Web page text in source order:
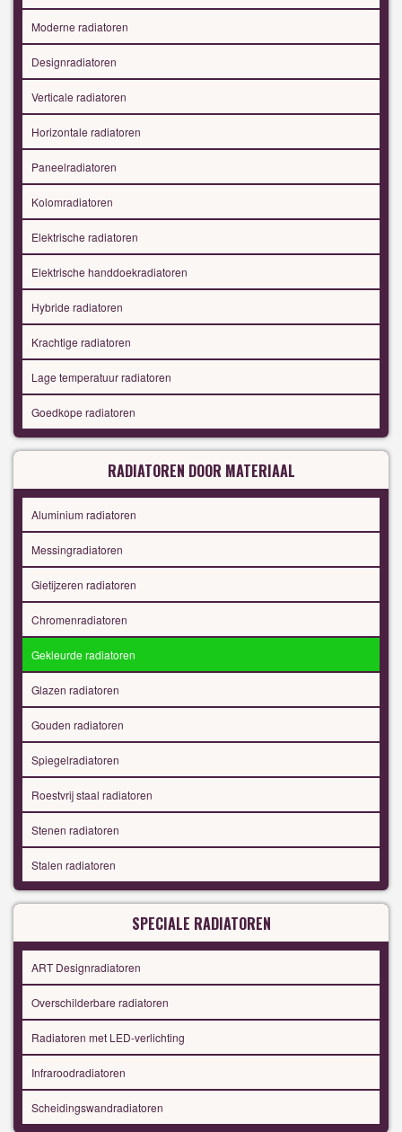
Moderne radiatoren
Designradiatoren
Verticale radiatoren
Horizontale radiatoren
Paneelradiatoren
Kolomradiatoren
Elektrische radiatoren
Elektrische handdoekradiatoren
Hybride radiatoren
Krachtige radiatoren
Lage temperatuur radiatoren
Goedkope radiatoren
RADIATOREN DOOR MATERIAAL
Aluminium radiatoren
Messingradiatoren
Gietijzeren radiatoren
Chromenradiatoren
Gekleurde radiatoren
Glazen radiatoren
Gouden radiatoren
Spiegelradiatoren
Roestvrij staal radiatoren
Stenen radiatoren
Stalen radiatoren
SPECIALE RADIATOREN
ART Designradiatoren
Overschilderbare radiatoren
Radiatoren met LED-verlichting
Infraroodradiatoren
Scheidingswandradiatoren